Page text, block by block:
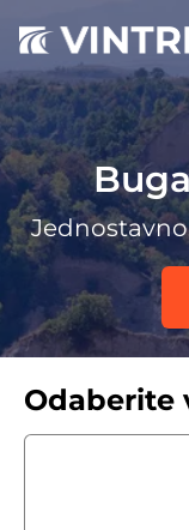
Odaberite